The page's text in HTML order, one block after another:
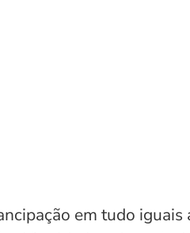
em tudo